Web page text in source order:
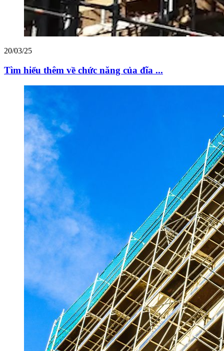
20/03/25
Tìm hiểu thêm về chức năng của đĩa ...